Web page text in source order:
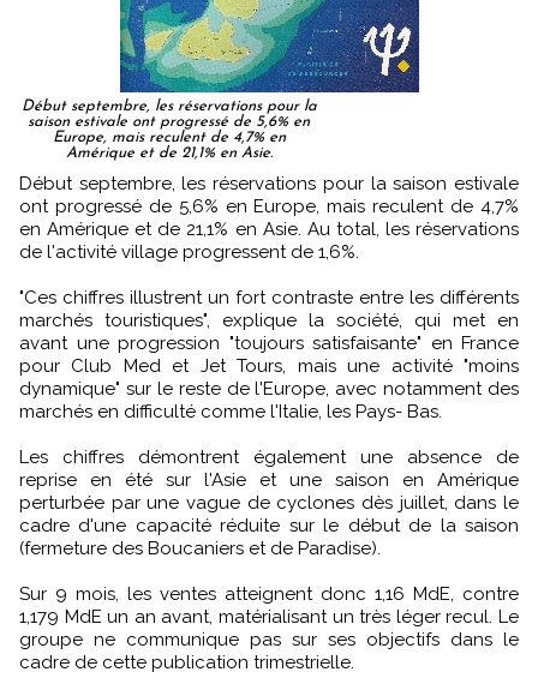
Début septembre, les réservations pour la
saison estivale ont progressé de 5,6% en
Europe, mais reculent de 4,7% en
Amérique et de 21,1% en Asie.
Début septembre, les réservations pour la saison estivale
ont progressé de 5,6% en Europe, mais reculent de 4,7%
en Amérique et de 21,1% en Asie. Au total, les réservations
de l'activité village progressent de 1,6%.
"Ces chiffres illustrent un fort contraste entre les différents
marchés touristiques", explique la société, qui met en
avant une progression "toujours satisfaisante" en France
pour Club Med et Jet Tours, mais une activité "moins
dynamique" sur le reste de l'Europe, avec notamment des
marchés en difficulté comme l'Italie, les Pays- Bas.
Les chiffres démontrent également une absence de
reprise en été sur l'Asie et une saison en Amérique
perturbée par une vague de cyclones dès juillet, dans le
cadre d'une capacité réduite sur le début de la saison
(fermeture des Boucaniers et de Paradise).
Sur 9 mois, les ventes atteignent donc 1,16 MdE, contre
1,179 MdE un an avant, matérialisant un très léger recul. Le
groupe ne communique pas sur ses objectifs dans le
cadre de cette publication trimestrielle.